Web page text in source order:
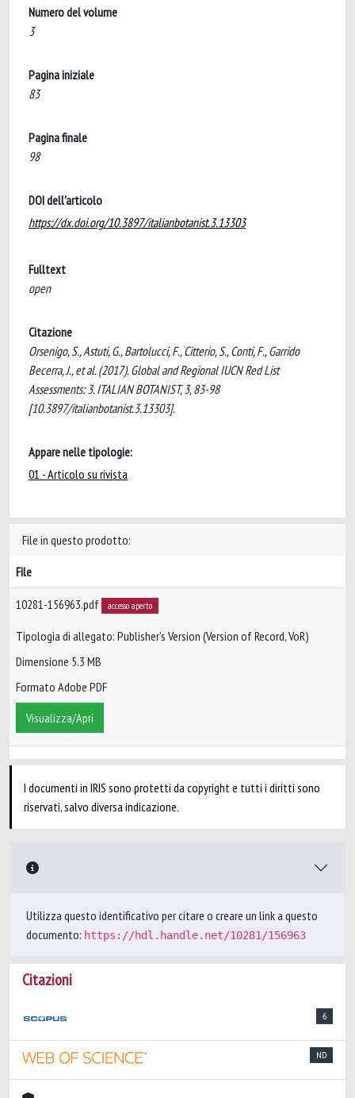
Numero del volume
3
Pagina iniziale
83
Pagina finale
98
DOI dell'articolo
https://dx.doi.org/10.3897/italianbotanist.3.13303
Fulltext
open
Citazione
Orsenigo, S., Astuti, G., Bartolucci, F., Citterio, S., Conti, F., Garrido
Becerra, J., et al. (2017). Global and Regional IUCN Red List
Assessments: 3. ITALIAN BOTANIST, 3, 83-98
[10.3897/italianbotanist.3.13303].
Appare nelle tipologie:
01 - Articolo su rivista
File in questo prodotto:
File
10281-156963.pdf accesso aperto
Tipologia di allegato: Publisher’s Version (Version of Record, VoR)
Dimensione 5.3 MB
Formato Adobe PDF
Visualizza/Apri
I documenti in IRIS sono protetti da copyright e tutti i diritti sono
riservati, salvo diversa indicazione.
Utilizza questo identificativo per citare o creare un link a questo
documento: https://hdl.handle.net/10281/156963
Citazioni
6
ND